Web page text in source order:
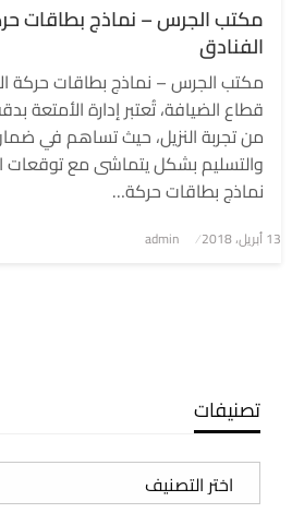
مكتب الجرس – نماذج بطاقات
الفنادق
مكتب الجرس – نماذج بطاقات حركة
قطاع الضيافة، تُعتبر إدارة الأمتعة
من تجربة النزيل، حيث تساهم في
والتسليم بشكل يتماشى مع توقعات
نماذج بطاقات حركة…
نُشر
13 أبريل، 2018 admin
تصنيفات
تصنيفات